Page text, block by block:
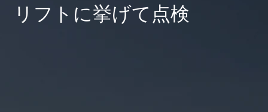
​リフトに挙げて点検